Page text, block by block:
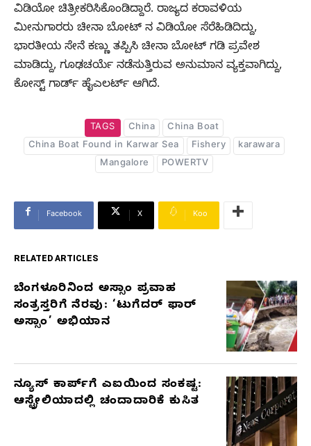
ವಿಡಿಯೋ ಚಿತ್ರೀಕರಿಸಿಕೊಂಡಿದ್ದಾರೆ. ರಾಜ್ಯದ ಕರಾವಳಿಯ
ಮೀನುಗಾರರು ಚೀನಾ ಬೋಟ್ ನ ವಿಡಿಯೋ ಸೆರೆಹಿಡಿದಿದ್ದು,
ಭಾರತೀಯ ಸೇನೆ ಕಣ್ಣು ತಪ್ಪಿಸಿ ಚೀನಾ ಬೋಟ್ ಗಡಿ ಪ್ರವೇಶ
ಮಾಡಿದ್ದು, ಗೂಢಚರ್ಯೆ ನಡೆಸುತ್ತಿರುವ ಅನುಮಾನ ವ್ಯಕ್ತವಾಗಿದ್ದು,
ಕೋಸ್ಟ್ ಗಾರ್ಡ್ ಹೈಎಲರ್ಟ್ ಆಗಿದೆ.
TAGS China
China Boat
China Boat Found in Karwar Sea
Fishery
karawara
Mangalore
POWERTV
Facebook X Koo
RELATED ARTICLES
RELATED
ARTICLES
ಬೆಂಗಳೂರಿನಿಂದ ಅಸ್ಸಾಂ ಪ್ರವಾಹ
ಸಂತ್ರಸ್ತರಿಗೆ ನೆರವು: ‘ಟುಗೆದರ್ ಫಾರ್
ಅಸ್ಸಾಂ’ ಅಭಿಯಾನ
ನ್ಯೂಸ್ ಕಾರ್ಪ್‌ಗೆ ಎಐಯಿಂದ ಸಂಕಷ್ಟ:
ಆಸ್ಟ್ರೇಲಿಯಾದಲ್ಲಿ ಚಂದಾದಾರಿಕೆ ಕುಸಿತ